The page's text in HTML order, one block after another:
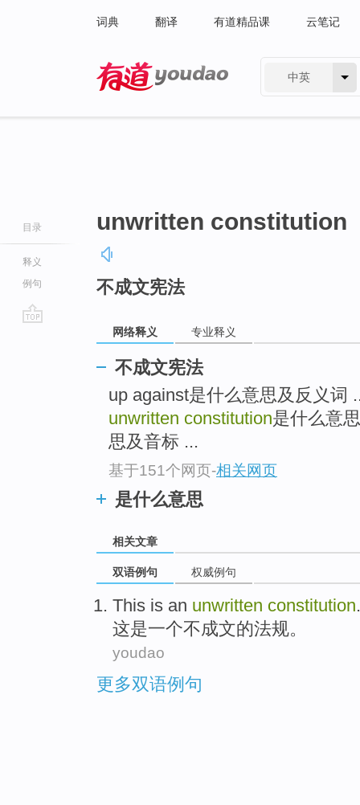
词典 翻译 有道精品课 云笔记
中英
目录
释义
例句
unwritten constitution
不成文宪法
网络释义 专业释义
不成文宪法
up against是什么意思及反义词
unwritten constitution是什么意
思及音标 ...
基于151个网页-相关网页
是什么意思
相关文章
双语例句 权威例句
This is an unwritten constitution.
这是一个不成文的法规。
youdao
更多双语例句